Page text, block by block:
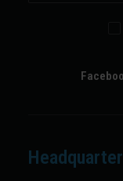
Headquarter